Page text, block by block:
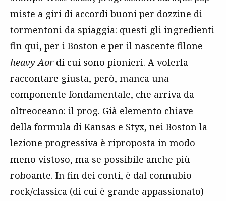
miste a giri di accordi buoni per dozzine di
tormentoni da spiaggia: questi gli ingredienti
fin qui, per i Boston e per il nascente filone
heavy Aordi cui sono pionieri. A volerla
raccontare giusta, però, manca una
componente fondamentale, che arriva da
oltreoceano: il prog. Già elemento chiave
della formula di Kansas e Styx, nei Boston la
lezione progressiva è riproposta in modo
meno vistoso, ma se possibile anche più
roboante. In fin dei conti, è dal connubio
rock/classica (di cui è grande appassionato)